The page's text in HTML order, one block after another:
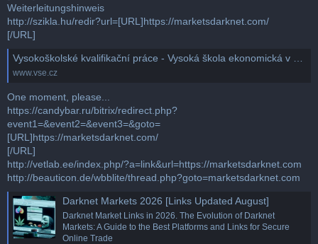
Weiterleitungshinweis
http://szikla.hu/redir?url=[URL]https://marketsdarknet.com/
[/URL]
Vysokoškolské kvalifikační práce - Vysoká škola ekonomická v Praze
www.vse.cz
One moment, please...
https://candybar.ru/bitrix/redirect.php?
event1=&event2=&event3=&goto=
[URL]https://marketsdarknet.com/
[/URL]
http://vetlab.ee/index.php/?a=link&url=https://marketsdarknet.com
http://beauticon.de/wbblite/thread.php?goto=marketsdarknet.com
Darknet Markets 2026 [Links Updated August]
Darknet Market Links in 2026. The Evolution of Darknet
Markets: A Guide to the Best Platforms and Links for Secure
Online Trade